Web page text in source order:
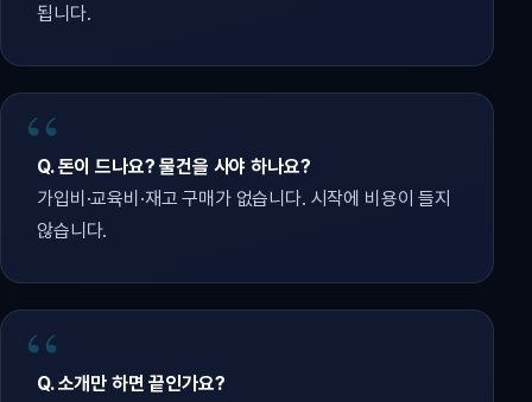
됩니다.
Q. 돈이 드나요? 물건을 사야 하나요?
가입비·교육비·재고 구매가 없습니다. 시작에 비용이 들지
않습니다.
Q. 소개만 하면 끝인가요?